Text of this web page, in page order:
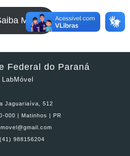
Mais!
Federal do Paraná
LabMóvel
Jaguariaíva, 512
000 | Matinhos | PR
(41) 988156204